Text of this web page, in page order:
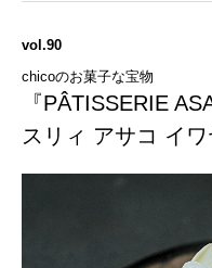
vol.90
chicoのお菓子な宝物
『PÂTISSERIE
スリィ アサコ イ